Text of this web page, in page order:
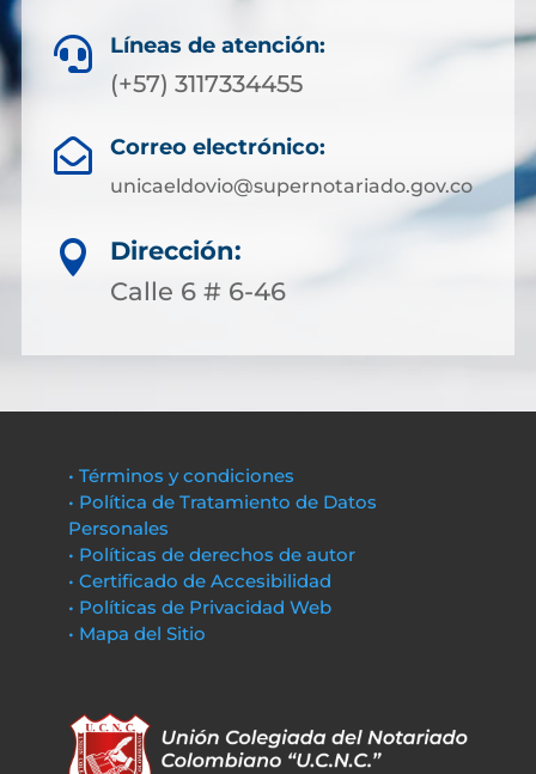
 Líneas de atención:
(+57) 3117334455
 Correo electrónico:
unicaeldovio@supernotariado.gov.co

Dirección:
Calle 6 # 6-46
• Términos y condiciones
• Política de Tratamiento de Datos
Personales
• Políticas de derechos de autor
• Certificado de Accesibilidad
• Políticas de Privacidad Web
• Mapa del Sitio